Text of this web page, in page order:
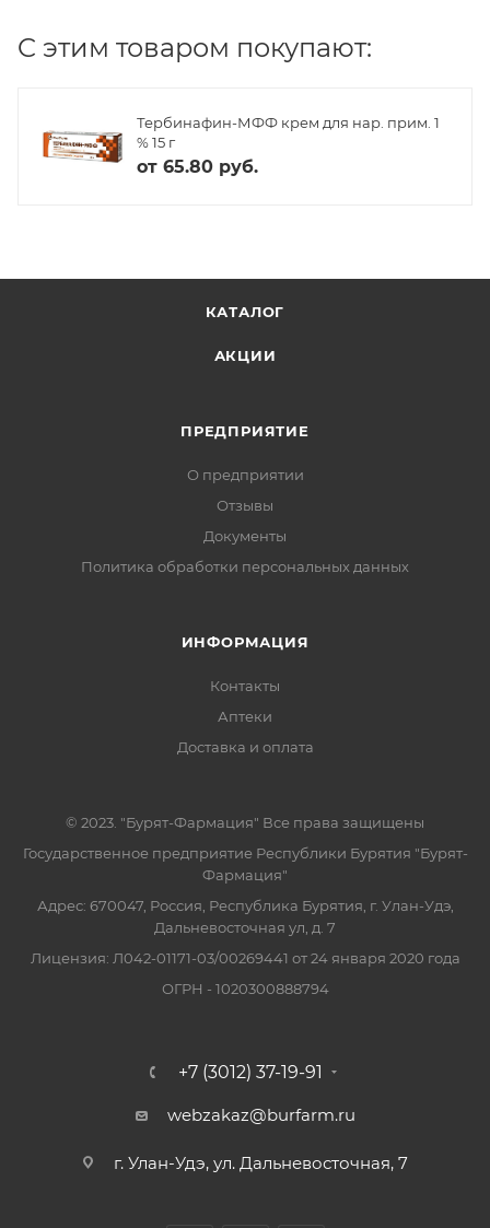
C этим товаром покупают:
Тербинафин-МФФ крем для нар. прим. 1
% 15 г
от 65.80 руб.
КАТАЛОГ
АКЦИИ
ПРЕДПРИЯТИЕ
О предприятии
Отзывы
Документы
Политика обработки персональных данных
ИНФОРМАЦИЯ
Контакты
Аптеки
Доставка и оплата
© 2023. "Бурят-Фармация" Все права защищены
Государственное предприятие Республики Бурятия "Бурят-
Фармация"
Адрес: 670047, Россия, Республика Бурятия, г. Улан-Удэ,
Дальневосточная ул, д. 7
Лицензия: Л042-01171-03/00269441 от 24 января 2020 года
ОГРН - 1020300888794
+7 (3012) 37-19-91
webzakaz@burfarm.ru
г. Улан-Удэ, ул. Дальневосточная, 7